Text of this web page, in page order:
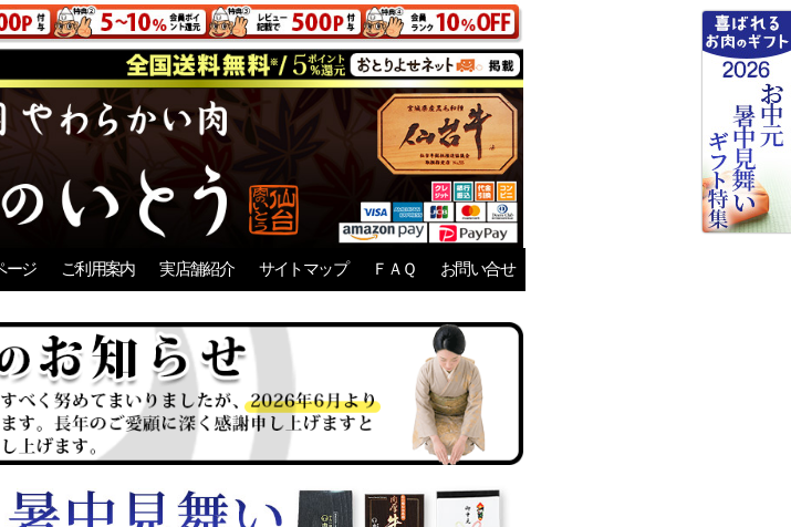
ージ ご利用案内 実店舗紹介 サイトマップ ＦＡＱ お問い合せ